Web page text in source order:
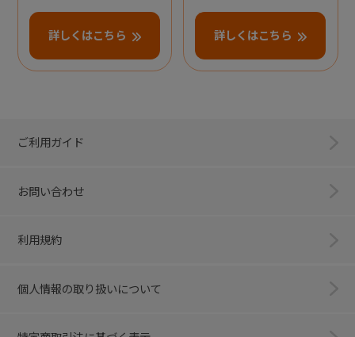
詳しくはこちら 詳しくはこちら
ご利用ガイド
お問い合わせ
利用規約
個人情報の取り扱いについて